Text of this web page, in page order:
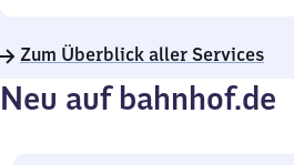
Zum Überblick aller Services
Neu auf bahnhof.de